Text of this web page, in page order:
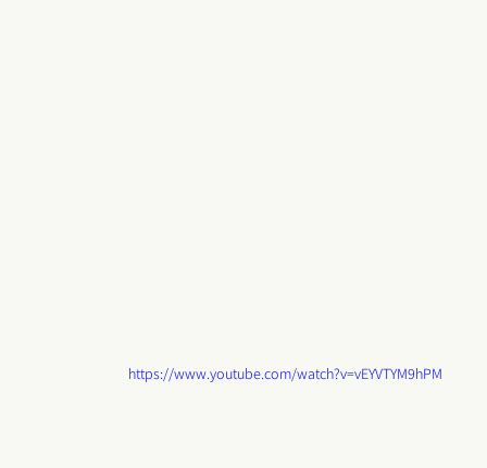
https://www.youtube.com/watch?v=vEYVTYM9hPM